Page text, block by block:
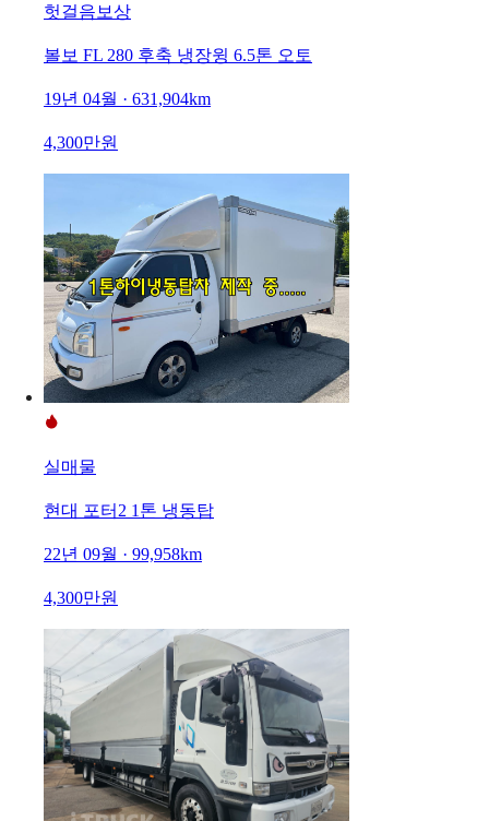
헛걸음보상
볼보 FL 280 후축 냉장윙 6.5톤 오토
19년 04월 · 631,904km
4,300만원
실매물
현대 포터2 1톤 냉동탑
22년 09월 · 99,958km
4,300만원